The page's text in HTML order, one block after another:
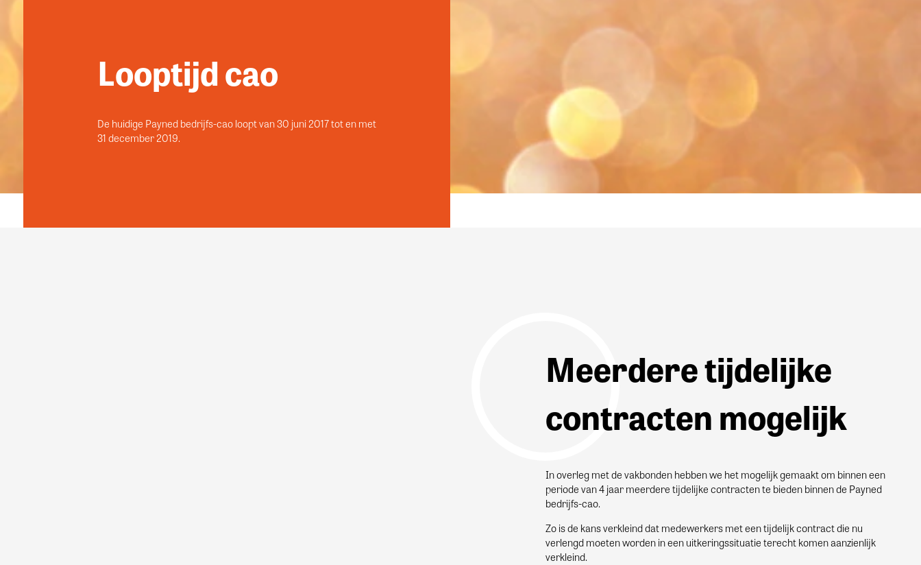
Looptijd cao
De huidige Payned bedrijfs-cao loopt van 30 juni 2017 tot en met
31 december 2019.
Meerdere tijdelijke
contracten mogelijk
In overleg met de vakbonden hebben we het mogelijk gemaakt om binnen een
periode van 4 jaar meerdere tijdelijke contracten te bieden binnen de Payned
bedrijfs-cao.
Zo is de kans verkleind dat medewerkers met een tijdelijk contract die nu
verlengd moeten worden in een uitkeringssituatie terecht komen aanzienlijk
verkleind.